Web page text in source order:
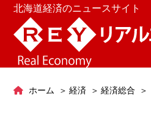
北海道経済のニュースサイト
ホーム 経済 経済総合